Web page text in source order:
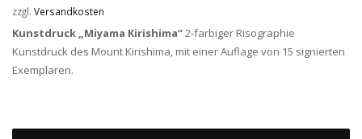
zzgl. Versandkosten
Kunstdruck „Miyama Kirishima“2-farbiger Risographie
Kunstdruck des Mount Kirishima, mit einer Auflage von 15 signierten
Exemplaren.